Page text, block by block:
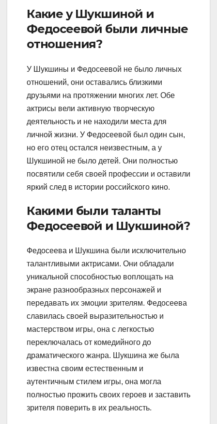
Какие у Шукшиной и
Федосеевой были личные
отношения?
У Шукшины и Федосеевой не было личных
отношений, они оставались близкими
друзьями на протяжении многих лет. Обе
актрисы вели активную творческую
деятельность и не находили места для
личной жизни. У Федосеевой был один сын,
но его отец остался неизвестным, а у
Шукшиной не было детей. Они полностью
посвятили себя своей профессии и оставили
яркий след в истории российского кино.
Какими были таланты
Федосеевой и Шукшиной?
Федосеева и Шукшина были исключительно
талантливыми актрисами. Они обладали
уникальной способностью воплощать на
экране разнообразных персонажей и
передавать их эмоции зрителям. Федосеева
славилась своей выразительностью и
мастерством игры, она с легкостью
переключалась от комедийного до
драматического жанра. Шукшина же была
известна своим естественным и
аутентичным стилем игры, она могла
полностью прожить своих героев и заставить
зрителя поверить в их реальность.